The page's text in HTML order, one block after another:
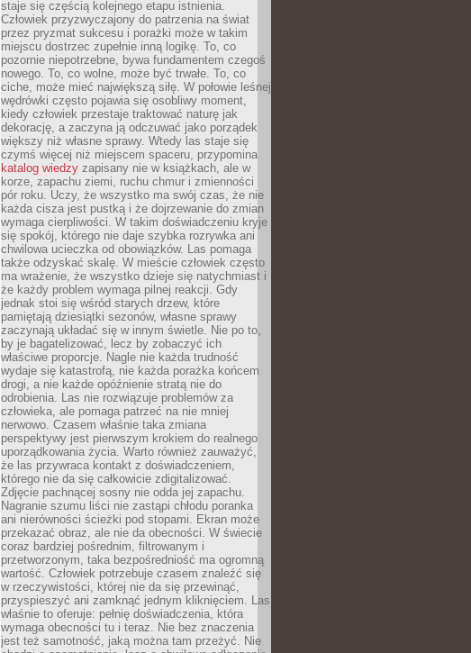
staje się częścią kolejnego etapu istnienia.
Człowiek przyzwyczajony do patrzenia na świat
przez pryzmat sukcesu i porażki może w takim
miejscu dostrzec zupełnie inną logikę. To, co
pozornie niepotrzebne, bywa fundamentem czegoś
nowego. To, co wolne, może być trwałe. To, co
ciche, może mieć największą siłę. W połowie leśnej
wędrówki często pojawia się osobliwy moment,
kiedy człowiek przestaje traktować naturę jak
dekorację, a zaczyna ją odczuwać jako porządek
większy niż własne sprawy. Wtedy las staje się
czymś więcej niż miejscem spaceru, przypomina
katalog wiedzy zapisany nie w książkach, ale w
korze, zapachu ziemi, ruchu chmur i zmienności
pór roku. Uczy, że wszystko ma swój czas, że nie
każda cisza jest pustką i że dojrzewanie do zmian
wymaga cierpliwości. W takim doświadczeniu kryje
się spokój, którego nie daje szybka rozrywka ani
chwilowa ucieczka od obowiązków. Las pomaga
także odzyskać skalę. W mieście człowiek często
ma wrażenie, że wszystko dzieje się natychmiast i
że każdy problem wymaga pilnej reakcji. Gdy
jednak stoi się wśród starych drzew, które
pamiętają dziesiątki sezonów, własne sprawy
zaczynają układać się w innym świetle. Nie po to,
by je bagatelizować, lecz by zobaczyć ich
właściwe proporcje. Nagle nie każda trudność
wydaje się katastrofą, nie każda porażka końcem
drogi, a nie każde opóźnienie stratą nie do
odrobienia. Las nie rozwiązuje problemów za
człowieka, ale pomaga patrzeć na nie mniej
nerwowo. Czasem właśnie taka zmiana
perspektywy jest pierwszym krokiem do realnego
uporządkowania życia. Warto również zauważyć,
że las przywraca kontakt z doświadczeniem,
którego nie da się całkowicie zdigitalizować.
Zdjęcie pachnącej sosny nie odda jej zapachu.
Nagranie szumu liści nie zastąpi chłodu poranka
ani nierówności ścieżki pod stopami. Ekran może
przekazać obraz, ale nie da obecności. W świecie
coraz bardziej pośrednim, filtrowanym i
przetworzonym, taka bezpośredniość ma ogromną
wartość. Człowiek potrzebuje czasem znaleźć się
w rzeczywistości, której nie da się przewinąć,
przyspieszyć ani zamknąć jednym kliknięciem. Las
właśnie to oferuje: pełnię doświadczenia, która
wymaga obecności tu i teraz. Nie bez znaczenia
jest też samotność, jaką można tam przeżyć. Nie